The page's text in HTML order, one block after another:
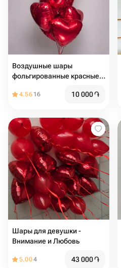
Воздушные шары
фольгированные красные
4.56 16 10 000֏
Шары для девушки -
Внимание и Любовь
5.004 43 000֏